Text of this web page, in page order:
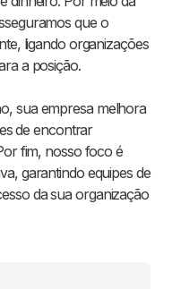
que o
ligando organizações
a posição.
sua empresa melhora
de encontrar
fim, nosso foco é
garantindo equipes de
da sua organização